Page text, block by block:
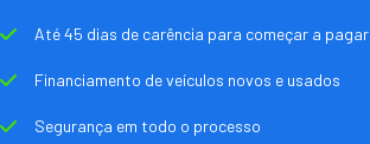
Até 45 dias de carência para começar a pagar
Financiamento de veículos novos e usados
Segurança em todo o processo